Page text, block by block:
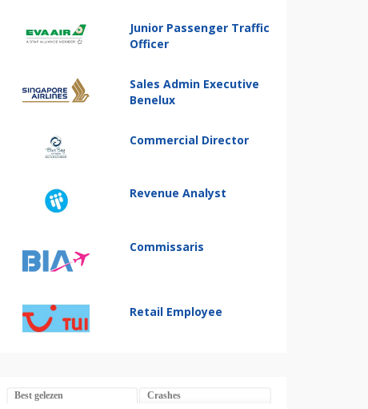
Junior Passenger Traffic
Officer
Sales Admin Executive
Benelux
Commercial Director
Revenue Analyst
Commissaris
Retail Employee
Best gelezen Crashes